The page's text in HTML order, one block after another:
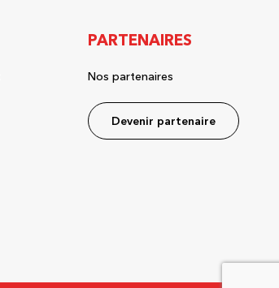
PARTENAIRES
Nos partenaires
Devenir partenaire